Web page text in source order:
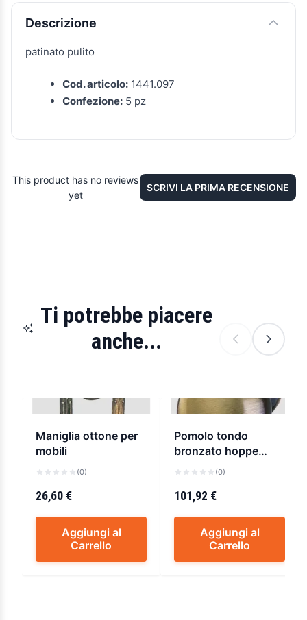
Descrizione e caratteristiche
Descrizione
patinato pulito
Cod. articolo: 1441.097
Confezione: 5 pz
This product has no reviews
yet
SCRIVI LA PRIMA RECENSIONE
Ti potrebbe piacere
anche...
Maniglia ottone per
mobili
(0)
26,60 €
Aggiungi al
Carrello
Pomolo tondo
bronzato hoppe
a.m81h/42
(0)
101,92 €
Aggiungi al
Carrello